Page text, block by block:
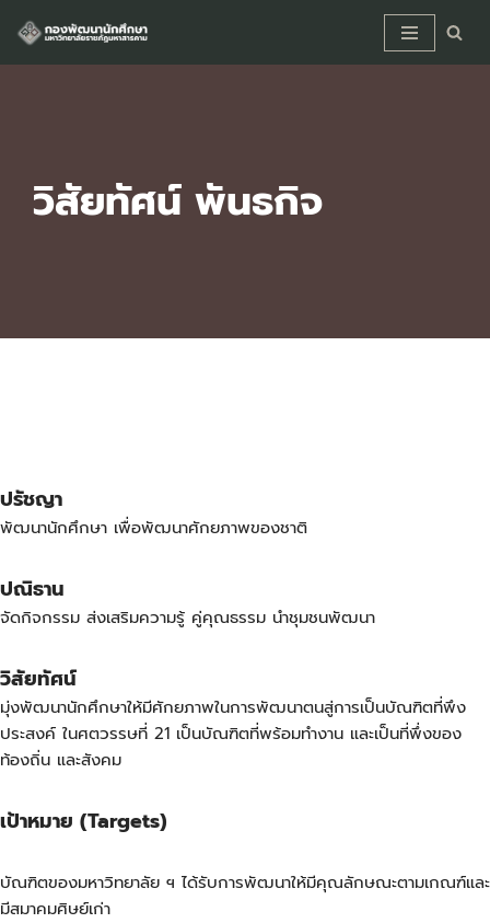
Skip
วิสัยทัศน์ พันธกิจ
ปรัชญา
พัฒนานักศึกษา เพื่อพัฒนาศักยภาพของชาติ
ปณิธาน
จัดกิจกรรม ส่งเสริมความรู้ คู่คุณธรรม นำชุมชนพัฒนา
วิสัยทัศน์
มุ่งพัฒนานักศึกษาให้มีศักยภาพในการพัฒนาตนสู่การเป็นบัณฑิตที่พึง
ประสงค์ ในศตวรรษที่ 21 เป็นบัณฑิตที่พร้อมทำงาน และเป็นที่พึ่งของ
ท้องถิ่น และสังคม
เป้าหมาย (Targets)
บัณฑิตของมหาวิทยาลัย ฯ ได้รับการพัฒนาให้มีคุณลักษณะตามเกณฑ์และ
มีสมาคมศิษย์เก่า